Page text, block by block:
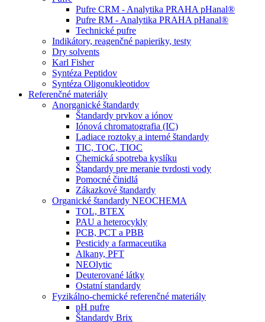
Pufre CRM - Analytika PRAHA pHanal®
Pufre RM - Analytika PRAHA pHanal®
Technické pufre
Indikátory, reagenčné papieriky, testy
Dry solvents
Karl Fisher
Syntéza Peptidov
Syntéza Oligonukleotidov
Referenčné materiály
Anorganické štandardy
Štandardy prvkov a iónov
Iónová chromatografia (IC)
Ladiace roztoky a interné štandardy
TIC, TOC, TIOC
Chemická spotreba kyslíku
Štandardy pre meranie tvrdosti vody
Pomocné činidlá
Zákazkové štandardy
Organické štandardy NEOCHEMA
TOL, BTEX
PAU a heterocykly
PCB, PCT a PBB
Pesticidy a farmaceutika
Alkany, PFT
NEOlytic
Deuterované látky
Ostatní standardy
Fyzikálno-chemické referenčné materiály
pH pufre
Štandardy Brix